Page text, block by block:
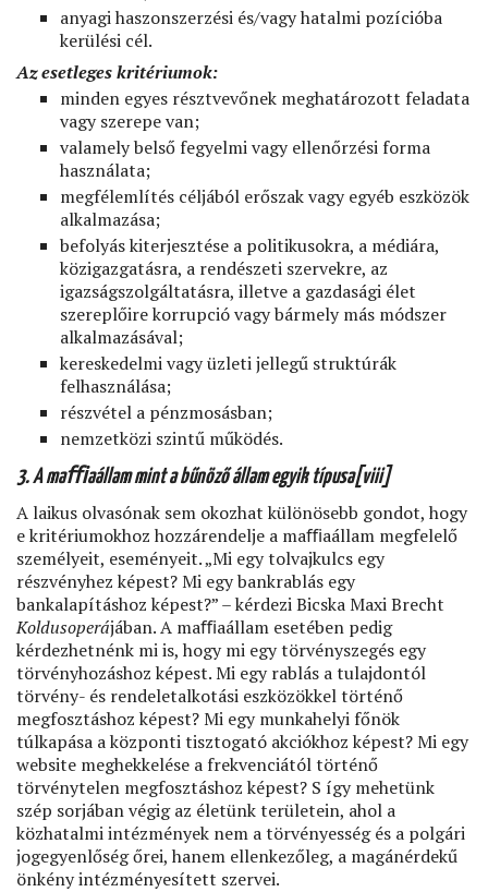
anyagi haszonszerzési és/vagy hatalmi pozícióba
kerülési cél.
Az esetleges kritériumok:
minden egyes résztvevőnek meghatározott feladata
vagy szerepe van;
valamely belső fegyelmi vagy ellenőrzési forma
használata;
megfélemlítés céljából erőszak vagy egyéb eszközök
alkalmazása;
befolyás kiterjesztése a politikusokra, a médiára,
közigazgatásra, a rendészeti szervekre, az
igazságszolgáltatásra, illetve a gazdasági élet
szereplőire korrupció vagy bármely más módszer
alkalmazásával;
kereskedelmi vagy üzleti jellegű struktúrák
felhasználása;
részvétel a pénzmosásban;
nemzetközi szintű működés.
3. A maﬃaállam mint a bűnöző állam egyik típusa[viii]
A laikus olvasónak sem okozhat különösebb gondot, hogy
e kritériumokhoz hozzárendelje a maﬃaállam megfelelő
személyeit, eseményeit. „Mi egy tolvajkulcs egy
részvényhez képest? Mi egy bankrablás egy
bankalapításhoz képest?” – kérdezi Bicska Maxi Brecht
Koldusoperájában. A maﬃaállam esetében pedig
kérdezhetnénk mi is, hogy mi egy törvényszegés egy
törvényhozáshoz képest. Mi egy rablás a tulajdontól
törvény- és rendeletalkotási eszközökkel történő
megfosztáshoz képest? Mi egy munkahelyi főnök
túlkapása a központi tisztogató akciókhoz képest? Mi egy
website meghekkelése a frekvenciától történő
törvénytelen megfosztáshoz képest? S így mehetünk
szép sorjában végig az életünk területein, ahol a
közhatalmi intézmények nem a törvényesség és a polgári
jogegyenlőség őrei, hanem ellenkezőleg, a magánérdekű
önkény intézményesített szervei.